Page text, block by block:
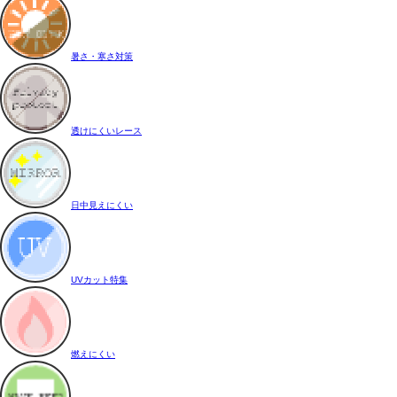
暑さ・寒さ対策
透けにくいレース
日中見えにくい
UVカット特集
燃えにくい